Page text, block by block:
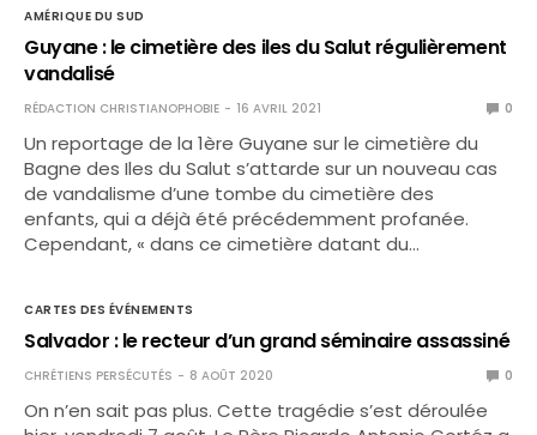
AMÉRIQUE DU SUD
Guyane : le cimetière des iles du Salut régulièrement
vandalisé
RÉDACTION CHRISTIANOPHOBIE 16 AVRIL 2021 0
Un reportage de la 1ère Guyane sur le cimetière du
Bagne des Iles du Salut s’attarde sur un nouveau cas
de vandalisme d’une tombe du cimetière des
enfants, qui a déjà été précédemment profanée.
Cependant, « dans ce cimetière datant du…
CARTES DES ÉVÉNEMENTS
Salvador : le recteur d’un grand séminaire assassiné
CHRÉTIENS PERSÉCUTÉS 8 AOÛT 2020 0
On n’en sait pas plus. Cette tragédie s’est déroulée